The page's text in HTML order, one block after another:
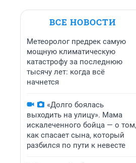
ВСЕ НОВОСТИ
Метеоролог предрек самую
мощную климатическую
катастрофу за последнюю
тысячу лет: когда всё
начнется
«Долго боялась
выходить на улицу». Мама
искалеченного бойца — о том,
как спасает сына, который
разбился по пути к невесте